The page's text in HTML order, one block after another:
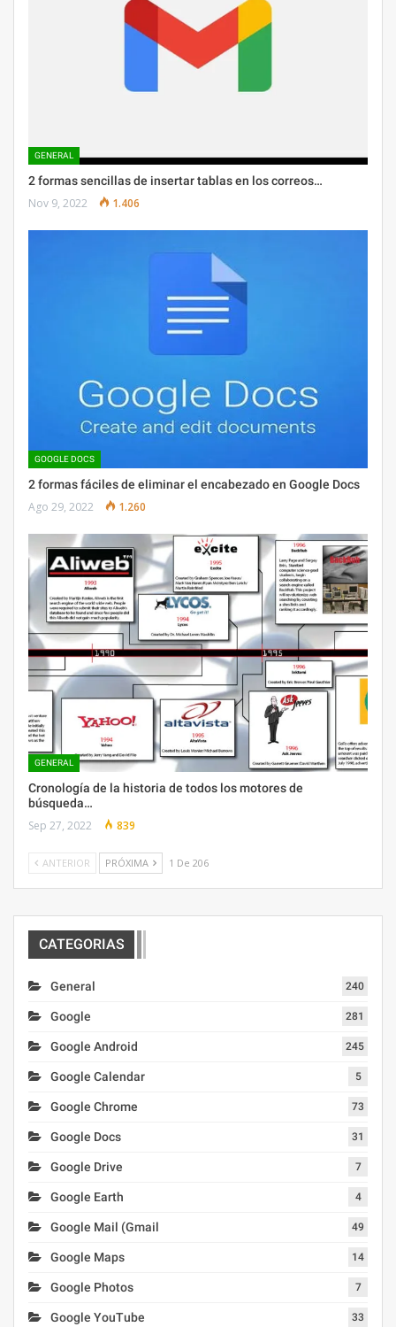
GENERAL
2 formas sencillas de insertar tablas en los correos…
Nov 9, 2022 1.406
GOOGLE DOCS
2 formas fáciles de eliminar el encabezado en Google Docs
Ago 29, 2022 1.260
GENERAL
Cronología de la historia de todos los motores de
búsqueda…
Sep 27, 2022 839
ANTERIOR PRÓXIMA 1 De 206
CATEGORIAS
General 240
Google 281
Google Android 245
Google Calendar 5
Google Chrome 73
Google Docs 31
Google Drive 7
Google Earth 4
Google Mail (Gmail 49
Google Maps 14
Google Photos 7
Google YouTube 33